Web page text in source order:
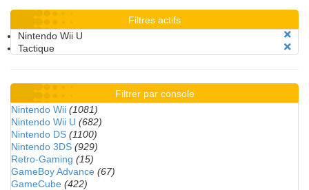
Filtres actifs
Nintendo Wii U
Tactique
Filtrer par console
Nintendo Wii (1081)
Nintendo Wii U (682)
Nintendo DS (1100)
Nintendo 3DS (929)
Retro-Gaming (15)
GameBoy Advance (67)
GameCube (422)